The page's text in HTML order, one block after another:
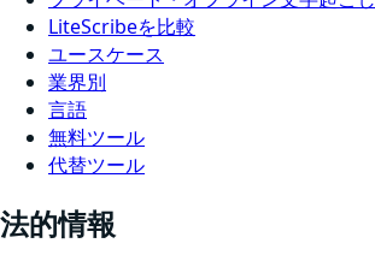
LiteScribeを比較
ユースケース
業界別
言語
無料ツール
代替ツール
法的情報